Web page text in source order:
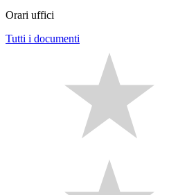
Orari uffici
Tutti i documenti